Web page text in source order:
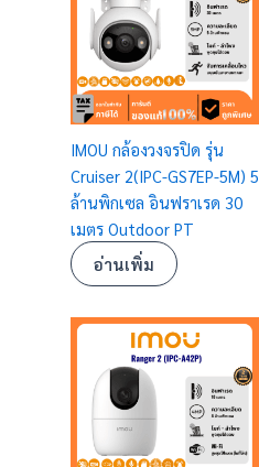
IMOU กล้องวงจรปิด รุ่น
Cruiser 2(IPC-GS7EP-5M) 5
ล้านพิกเซล อินฟราเรด 30
เมตร Outdoor PT
อ่านเพิ่ม